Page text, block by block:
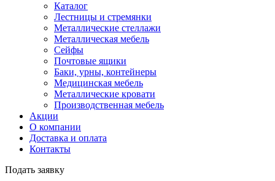
Каталог
Лестницы и стремянки
Металлические стеллажи
Металлическая мебель
Сейфы
Почтовые ящики
Баки, урны, контейнеры
Медицинская мебель
Металлические кровати
Производственная мебель
Акции
О компании
Доставка и оплата
Контакты
Подать заявку